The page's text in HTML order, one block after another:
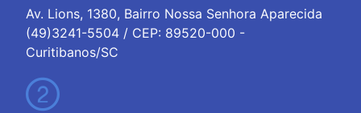
Av. Lions, 1380, Bairro Nossa Senhora Aparecida
(49)3241-5504 / CEP: 89520-000 -
Curitibanos/SC